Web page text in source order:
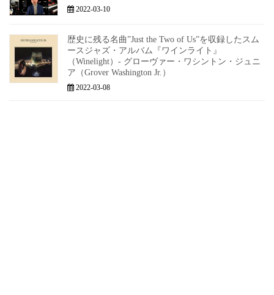
2022-03-10
歴史に残る名曲”Just the Two of Us”を収録したスム
ースジャズ・アルバム『ワインライト』
（Winelight）- グローヴァー・ワシントン・ジュニ
ア（Grover Washington Jr.）
2022-03-08